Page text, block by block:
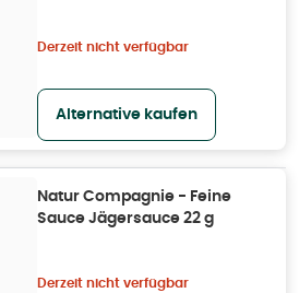
Derzeit nicht verfügbar
Alternative kaufen
Natur Compagnie - Feine
Sauce Jägersauce 22 g
Derzeit nicht verfügbar